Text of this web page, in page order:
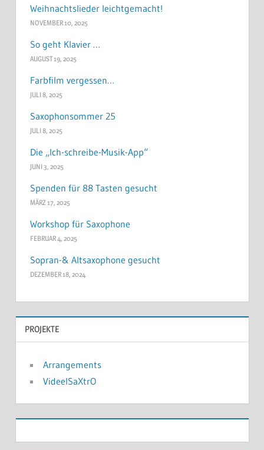
Weihnachtslieder leichtgemacht!
NOVEMBER 10, 2025
So geht Klavier …
AUGUST 19, 2025
Farbfilm vergessen…
JULI 8, 2025
Saxophonsommer 25
JULI 8, 2025
Die „Ich-schreibe-Musik-App“
JUNI 3, 2025
Spenden für 88 Tasten gesucht
MÄRZ 17, 2025
Workshop für Saxophone
FEBRUAR 4, 2025
Sopran-& Altsaxophone gesucht
DEZEMBER 18, 2024
PROJEKTE
Arrangements
VideelSaXtrO